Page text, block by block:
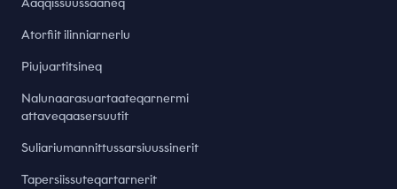
Atorfiit ilinniarnerlu
Piujuartitsineq
Nalunaarasuartaateqarnermi
attaveqaasersuutit
Suliariumannittussarsiuussinerit
Tapersiissuteqartarnerit